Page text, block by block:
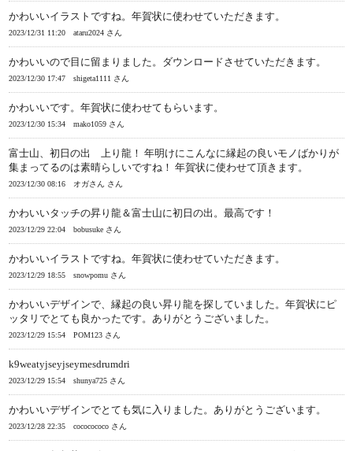
かわいいイラストですね。年賀状に使わせていただきます。
2023/12/31 11:20 ataru2024 さん
かわいいので目に留まりました。ダウンロードさせていただきます。
2023/12/30 17:47 shigeta1111 さん
かわいいです。年賀状に使わせてもらいます。
2023/12/30 15:34 mako1059 さん
富士山、初日の出 上り龍！ 年明けにこんなに縁起の良いモノばかりが
集まってるのは素晴らしいですね！ 年賀状に使わせて頂きます。
2023/12/30 08:16 オガさん さん
かわいいタッチの昇り龍＆富士山に初日の出。最高です！
2023/12/29 22:04 bobusuke さん
かわいいイラストですね。年賀状に使わせていただきます。
2023/12/29 18:55 snowpomu さん
かわいいデザインで、縁起の良い昇り龍を探していました。年賀状にピ
ッタリでとても良かったです。ありがとうございました。
2023/12/29 15:54 POM123 さん
k9weatyjseyjseymesdrumdri
2023/12/29 15:54 shunya725 さん
かわいいデザインでとても気に入りました。ありがとうございます。
2023/12/28 22:35 cococococo さん